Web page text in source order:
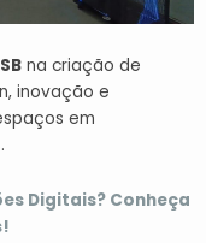
na criação de
inovação e
em
Digitais? Conheça